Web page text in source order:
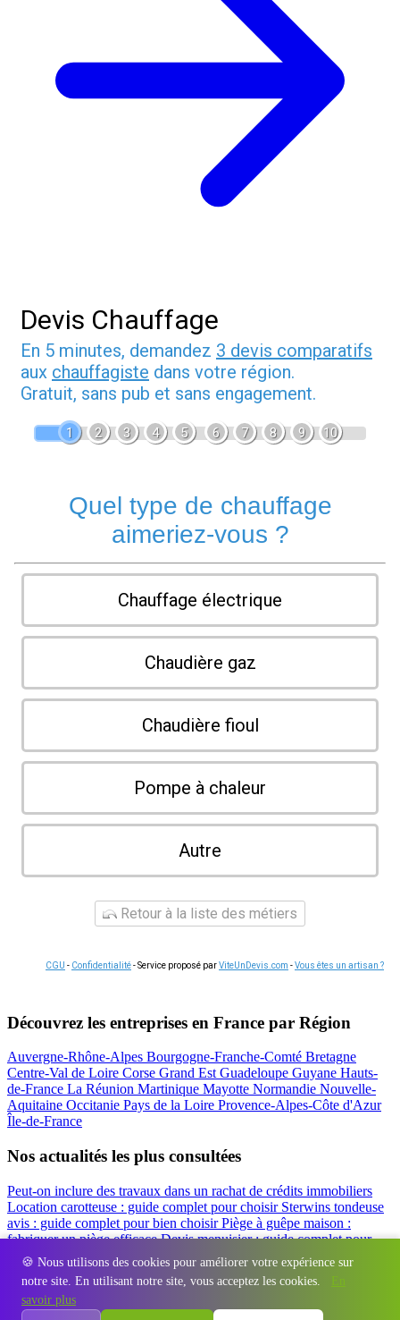
🍪 Nous utilisons des cookies pour améliorer votre expérience sur
notre site. En utilisant notre site, vous acceptez les cookies.
En
savoir plus
Devis Chauffage
En 5 minutes, demandez 3 devis comparatifs
aux chauffagiste dans votre région.
Gratuit, sans pub et sans engagement.
1 2 3 4 5 6 7 8 9 10
Quel type de chauffage
aimeriez-vous ?
Chauffage électrique
Chaudière gaz
Chaudière fioul
Pompe à chaleur
Autre
Retour à la liste des métiers
CGU - Confidentialité- Service proposé parViteUnDevis.com -Vous êtes un artisan ?
Découvrez les entreprises en France par Région
Auvergne-Rhône-Alpes Bourgogne-Franche-Comté Bretagne
Centre-Val de Loire Corse Grand EstGuadeloupe Guyane Hauts-
de-France La Réunion Martinique Mayotte Normandie Nouvelle-
Aquitaine Occitanie Pays de la Loire Provence-Alpes-Côte d'Azur
Île-de-France
Nos actualités les plus consultées
Peut-on inclure des travaux dans un rachat de crédits immobiliers
Location carotteuse : guide complet pour choisir Sterwins tondeuse
avis : guide complet pour bien choisirPiège à guêpe maison :
fabriquer un piège efficaceDevis menuisier : guide complet pour
obtenir le meilleur prix
Simulation rachat de crédit : regrouper prêt
travaux et crédits
Régions - Départements - Villes - Entreprises - Marques Contact
Espace presse